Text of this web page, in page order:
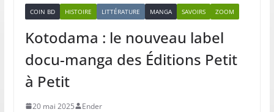
COIN BD HISTOIRE LITTÉRATURE MANGA SAVOIRS ZOOM
Kotodama : le nouveau label
docu-manga des Éditions Petit
à Petit
20 mai 2025 Ender